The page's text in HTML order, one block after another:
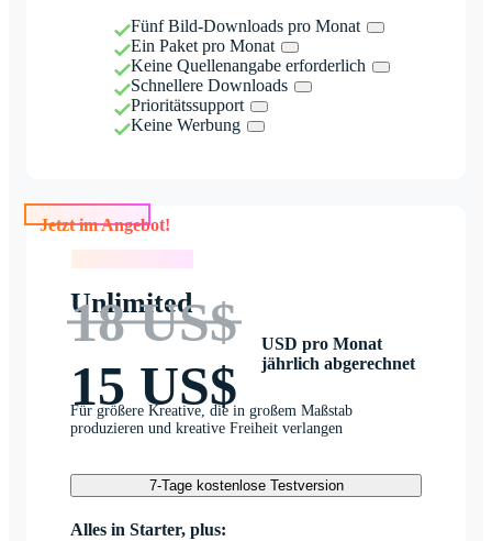
Fünf Bild-Downloads pro Monat
Ein Paket pro Monat
Keine Quellenangabe erforderlich
Schnellere Downloads
Prioritätssupport
Keine Werbung
Jetzt im Angebot!
Unlimited
18 US$
15 US$
USD pro Monat
jährlich abgerechnet
Für größere Kreative, die in großem Maßstab
produzieren und kreative Freiheit verlangen
7-Tage kostenlose Testversion
Alles in Starter, plus: